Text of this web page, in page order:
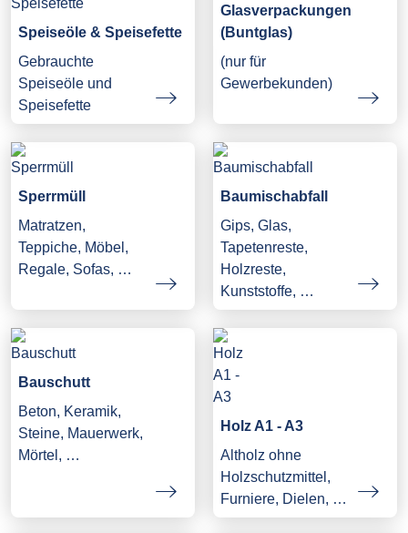
Speiseöle & Speisefette
Gebrauchte
Speiseöle und
Speisefette
Glasverpackungen
(Buntglas)
(nur für
Gewerbekunden)
Sperrmüll
Matratzen,
Teppiche, Möbel,
Regale, Sofas, …
Baumischabfall
Gips, Glas,
Tapetenreste,
Holzreste,
Kunststoffe, …
Bauschutt
Beton, Keramik,
Steine, Mauerwerk,
Mörtel, …
Holz A1 - A3
Altholz ohne
Holzschutzmittel,
Furniere, Dielen, …